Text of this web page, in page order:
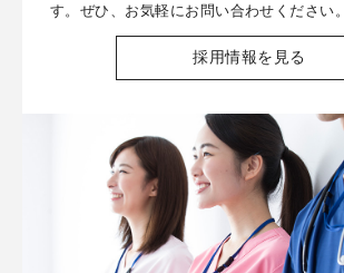
す。ぜひ、お気軽にお問い合わせください。
採用情報を見る